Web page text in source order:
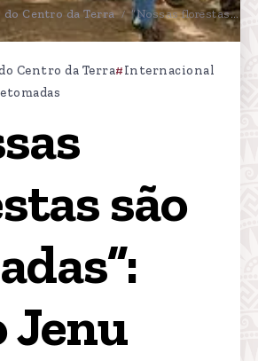
do Centro da Terra / “Nossas florestas são sagradas”: Povo Jenu Kuruba retoma território ancestral na Índia após 40 anos de expulsão
Centro da Terra
Internacional
são
Jenu